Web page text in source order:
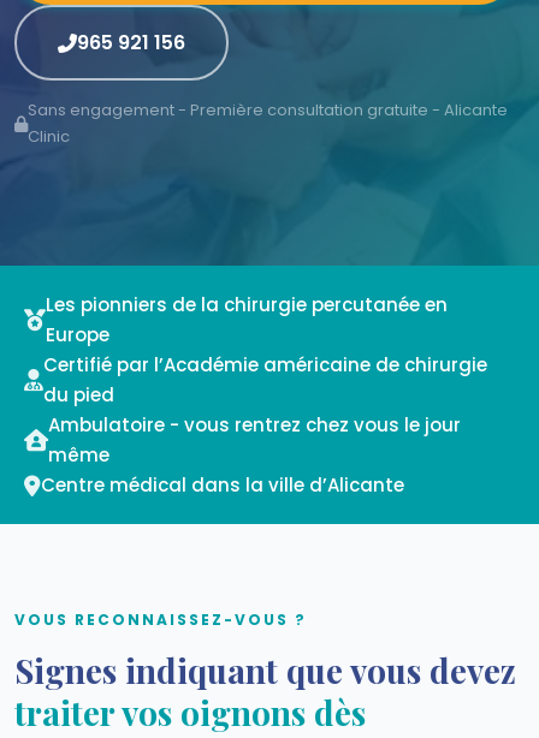
965 921 156
Sans engagement - Première consultation gratuite - Alicante
Clinic
Les pionniers de la chirurgie percutanée en
Europe
Certifié par l’Académie américaine de chirurgie
du pied
Ambulatoire - vous rentrez chez vous le jour
même
Centre médical dans la ville d’Alicante
VOUS RECONNAISSEZ-VOUS ?
Signes indiquant que vous devez
traiter vos oignons dès